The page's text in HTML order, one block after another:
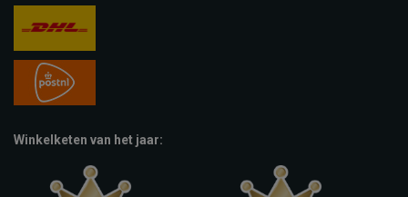
Winkelketen van het jaar: